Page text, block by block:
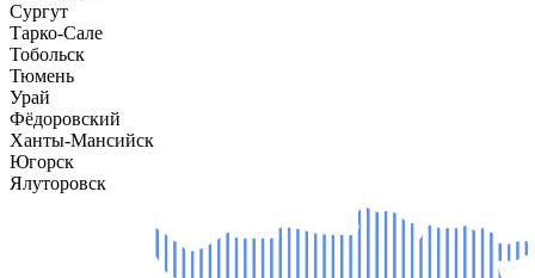
Сургут
Тарко-Сале
Тобольск
Тюмень
Урай
Фёдоровский
Ханты-Мансийск
Югорск
Ялуторовск